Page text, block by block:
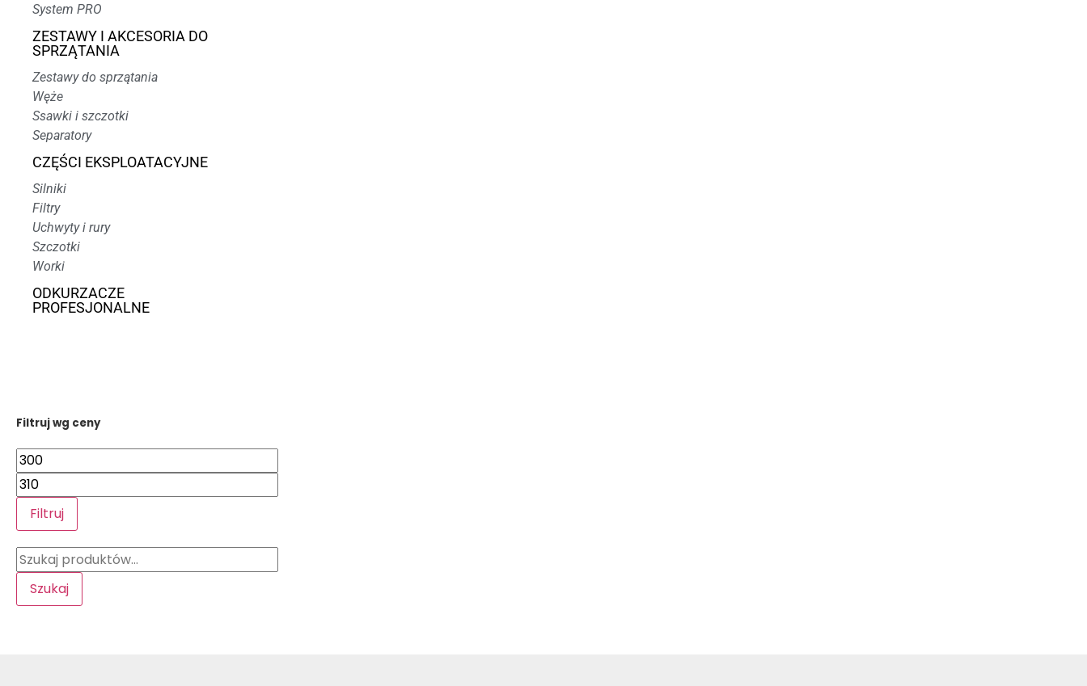
System PRO
ZESTAWY I AKCESORIA DO
SPRZĄTANIA
Zestawy do sprzątania
Węże
Ssawki i szczotki
Separatory
CZĘŚCI EKSPLOATACYJNE
Silniki
Filtry
Uchwyty i rury
Szczotki
Worki
ODKURZACZE
PROFESJONALNE
Filtruj wg ceny
Filtruj
Szukaj